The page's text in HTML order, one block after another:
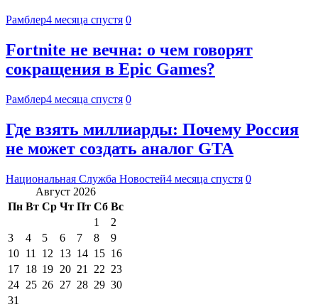
Рамблер4 месяца спустя 0
Fortnite не вечна: о чем говорят
сокращения в Epic Games?
Рамблер4 месяца спустя 0
Где взять миллиарды: Почему Россия
не может создать аналог GTA
Национальная Служба Новостей4 месяца спустя 0
Август 2026
Пн Вт Ср Чт Пт Сб Вс
1
2
3
4 5 6 7 8
9
10 11 12 13 14 15 16
17 18 19 20 21 22 23
24 25 26 27 28 29 30
31